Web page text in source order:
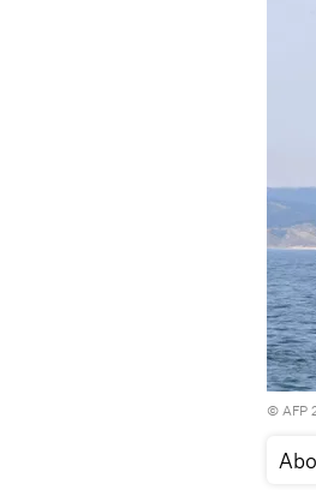
© AFP